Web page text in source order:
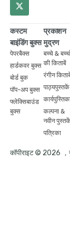
कस्टम
बाइंडिंग बुक्स
पेपरबैक्स
हार्डकवर बुक्स
बोर्ड बुक
पॉप-अप बुक्स
फ्लेक्सिबाउंड
बुक्स
प्रकाशन
मुद्रण
बच्चे &
की किताबें
रंगीन
पाठ्यपुस्तकें
कल्पना &
नवीन
पत्रिका
कॉपीराइट © 2026 ，